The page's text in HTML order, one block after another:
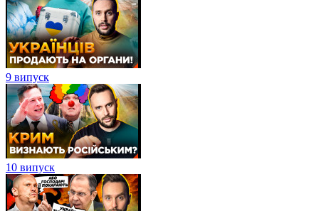
9 випуск
10 випуск